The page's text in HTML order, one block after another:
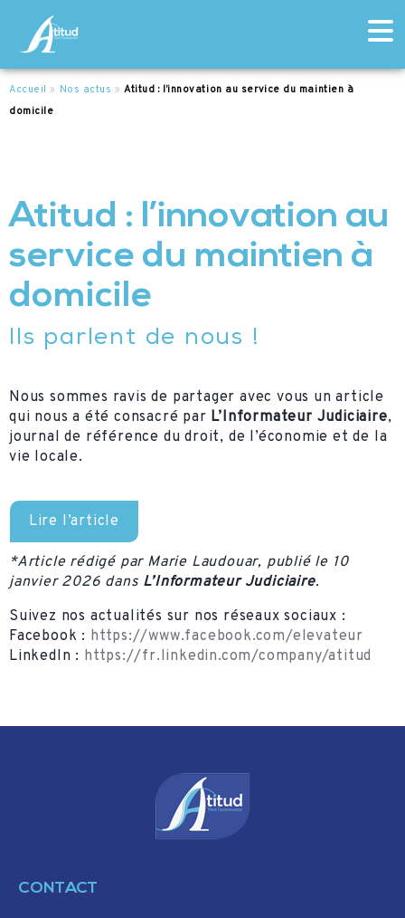
Accueil » Nos actus »Atitud : l’innovation au service du maintien à
domicile
Atitud : l’innovation au
service du maintien à
domicile
Ils parlent de nous !
Nous sommes ravis de partager avec vous un article
qui nous a été consacré par L’Informateur Judiciaire,
journal de référence du droit, de l’économie et de la
vie locale.
Lire l’article
*Article rédigé par Marie Laudouar, publié le 10
janvier 2026 dans L’Informateur Judiciaire.
Suivez nos actualités sur nos réseaux sociaux :
Facebook : https://www.facebook.com/elevateur
LinkedIn : https://fr.linkedin.com/company/atitud
CONTACT